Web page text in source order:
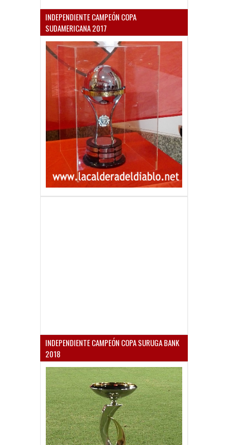
INDEPENDIENTE CAMPEÓN COPA
SUDAMERICANA 2017
INDEPENDIENTE CAMPEÓN COPA SURUGA BANK
2018